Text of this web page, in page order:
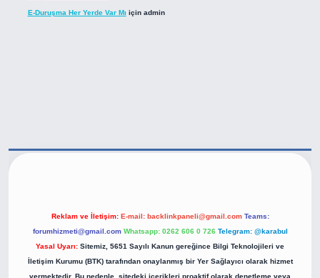
E-Duruşma Her Yerde Var Mı için admin
Reklam ve İletişim: E-mail: backlinkpaneli@gmail.com Teams:
forumhizmeti@gmail.com Whatsapp: 0262 606 0 726 Telegram: @karabul
Yasal Uyarı: Sitemiz, 5651 Sayılı Kanun gereğince Bilgi Teknolojileri ve
İletişim Kurumu (BTK) tarafından onaylanmış bir Yer Sağlayıcı olarak hizmet
vermektedir. Bu nedenle, sitedeki içerikleri proaktif olarak denetleme veya